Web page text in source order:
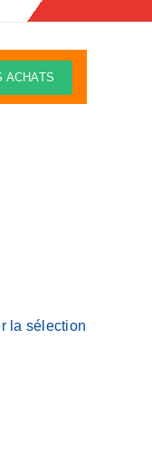
ACHATS
la sélection